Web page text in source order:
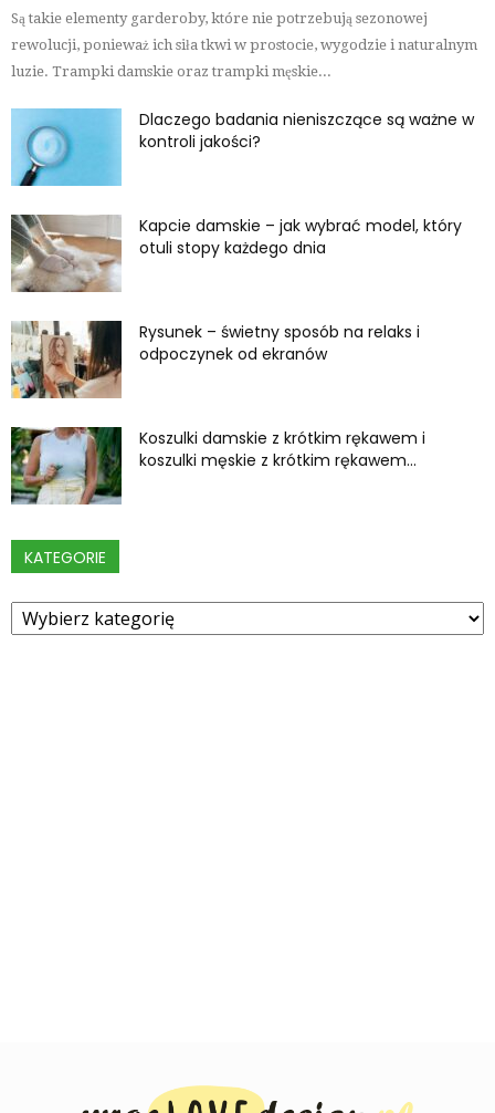
Są takie elementy garderoby, które nie potrzebują sezonowej
rewolucji, ponieważ ich siła tkwi w prostocie, wygodzie i naturalnym
luzie. Trampki damskie oraz trampki męskie...
Dlaczego badania nieniszczące są ważne w
kontroli jakości?
Kapcie damskie – jak wybrać model, który
otuli stopy każdego dnia
Rysunek – świetny sposób na relaks i
odpoczynek od ekranów
Koszulki damskie z krótkim rękawem i
koszulki męskie z krótkim rękawem...
KATEGORIE
Kategorie